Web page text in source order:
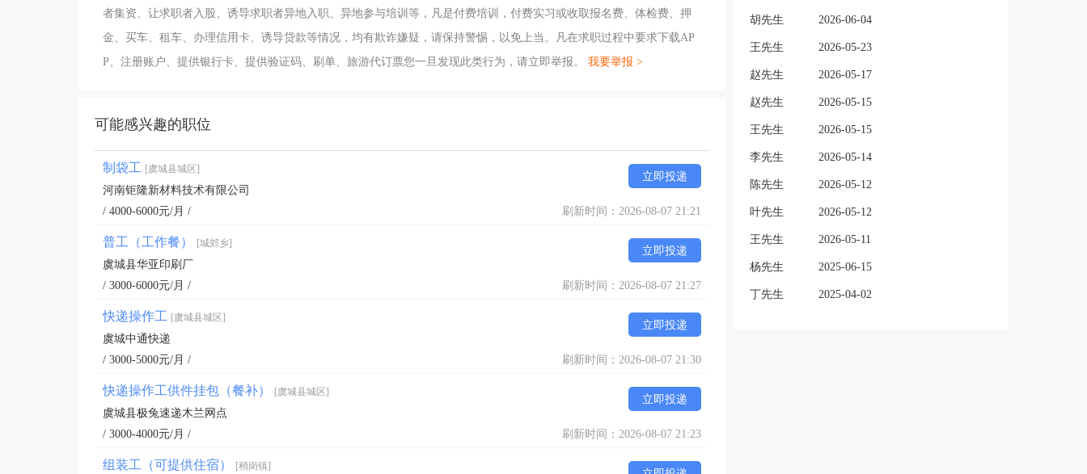
者集资、让求职者入股、诱导求职者异地入职、异地参与培训等，凡是付费培训，付费实习或收取报名费、体检费、押
金、买车、租车、办理信用卡、诱导贷款等情况，均有欺诈嫌疑，请保持警惕，以免上当。凡在求职过程中要求下载AP
P、注册账户、提供银行卡、提供验证码、刷单、旅游代订票您一旦发现此类行为，请立即举报。 我要举报 >
可能感兴趣的职位
制袋工 [虞城县城区]
立即投递
河南钜隆新材料技术有限公司
/ 4000-6000元/月 /
刷新时间：2026-08-07 21:21
普工（工作餐） [城郊乡]
立即投递
虞城县华亚印刷厂
/ 3000-6000元/月 /
刷新时间：2026-08-07 21:27
快递操作工 [虞城县城区]
立即投递
虞城中通快递
/ 3000-5000元/月 /
刷新时间：2026-08-07 21:30
快递操作工供件挂包（餐补） [虞城县城区]
立即投递
虞城县极兔速递木兰网点
/ 3000-4000元/月 /
刷新时间：2026-08-07 21:23
组装工（可提供住宿） [稍岗镇]
胡先生 2026-06-04
王先生 2026-05-23
赵先生 2026-05-17
赵先生 2026-05-15
王先生 2026-05-15
李先生 2026-05-14
陈先生 2026-05-12
叶先生 2026-05-12
王先生 2026-05-11
杨先生 2025-06-15
丁先生 2025-04-02